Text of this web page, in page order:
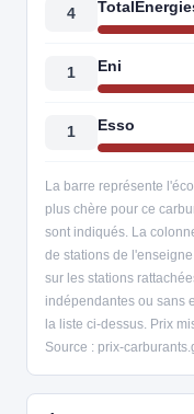
4
1 Eni
1 Esso
La barre représente
plus chère pour ce
sont indiqués. La
de stations de
sur les stations
indépendantes ou sans
la liste ci-dessus. Prix
Source : prix-